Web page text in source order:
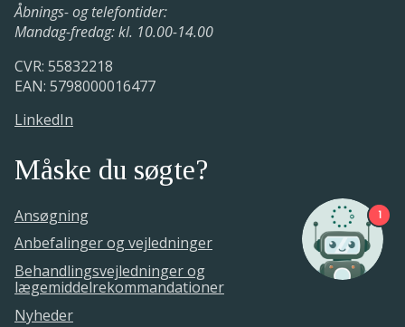
Åbnings- og telefontider:
Mandag-fredag: kl. 10.00-14.00
CVR: 55832218
EAN: 5798000016477
LinkedIn
Måske du søgte?
Ansøgning
Anbefalinger og vejledninger
Behandlingsvejledninger og
lægemiddelrekommandationer
Nyheder
1